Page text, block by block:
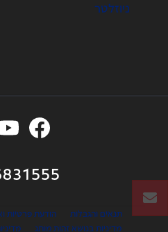
ניוזלטר
תנאים והגבלות הודעת פרטיות
מדיניות בנושא זהות מותג